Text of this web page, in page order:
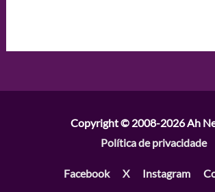
Copyright © 2008-2026Ah
Política de privacidade
Facebook X Instagram